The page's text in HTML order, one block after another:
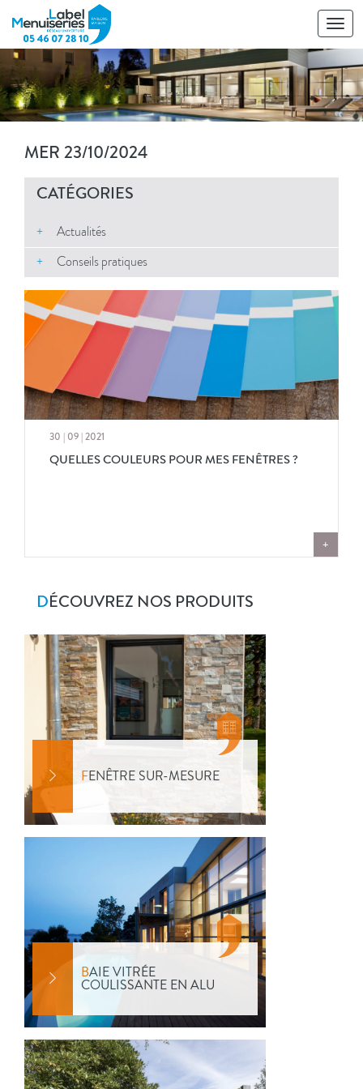
MER 23/10/2024
CATÉGORIES
Actualités
Conseils pratiques
30 | 09 | 2021
QUELLES COULEURS POUR MES FENÊTRES ?
+
DÉCOUVREZ NOS PRODUITS
FENÊTRE SUR-MESURE
BAIE VITRÉE
COULISSANTE EN ALU